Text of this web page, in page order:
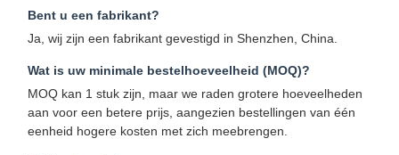
Bent u een fabrikant?
Ja, wij zijn een fabrikant gevestigd in Shenzhen, China.
Wat is uw minimale bestelhoeveelheid (MOQ)?
MOQ kan 1 stuk zijn, maar we raden grotere hoeveelheden
aan voor een betere prijs, aangezien bestellingen van één
eenheid hogere kosten met zich meebrengen.